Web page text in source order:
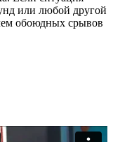
или любой другой
обоюдных срывов